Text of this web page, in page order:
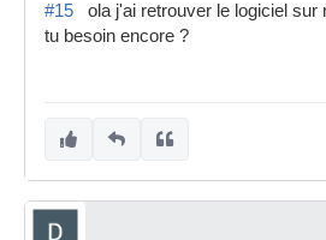
#15 ola j'ai retrouver le logiciel sur
tu besoin encore ?